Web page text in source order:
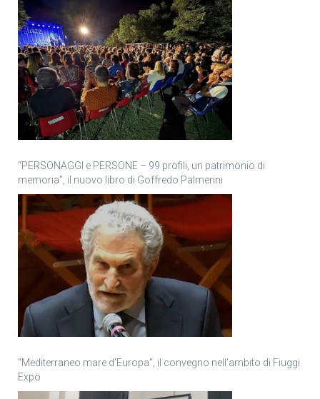
“PERSONAGGI e PERSONE – 99 profili, un patrimonio di
memoria”, il nuovo libro di Goffredo Palmerini
“Mediterraneo mare d’Europa”, il convegno nell’ambito di Fiuggi
Expo